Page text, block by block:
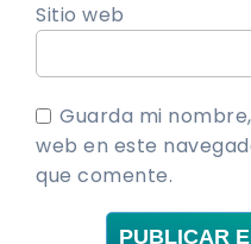
Sitio web
Guarda mi
web en este
que comente.